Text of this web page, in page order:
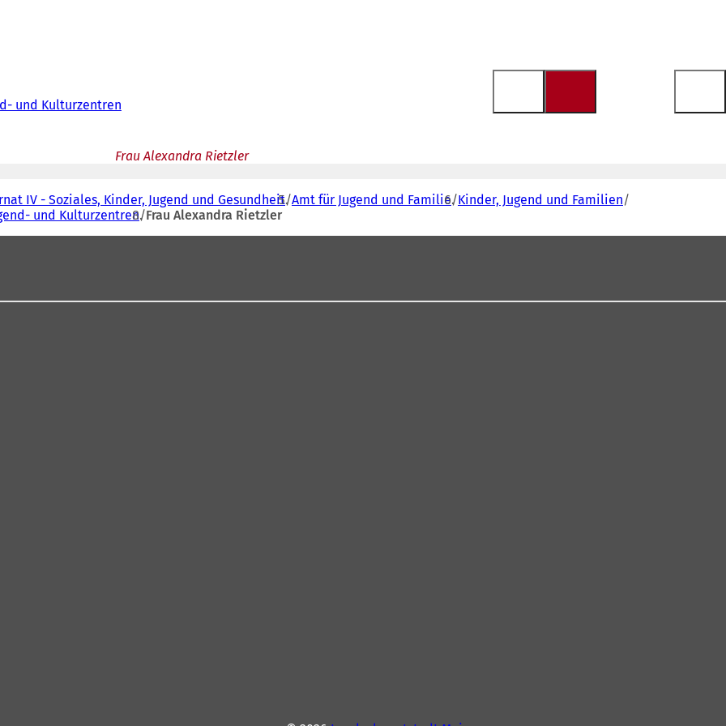
und Kulturzentren
Frau Alexandra Rietzler
IV - Soziales, Kinder, Jugend und Gesundheit Amt für Jugend und Familie Kinder, Jugend und Familien
und Kulturzentren Frau Alexandra Rietzler